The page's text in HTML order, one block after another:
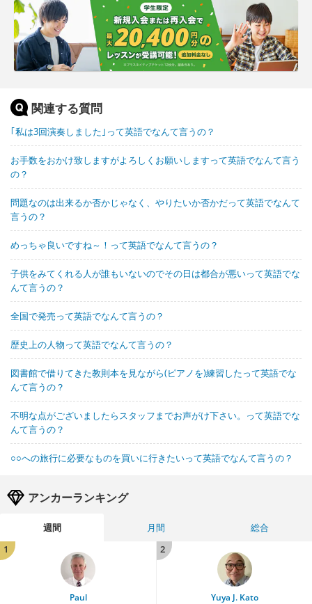
関連する質問
｢私は3回演奏しました｣って英語でなんて言うの？
お手数をおかけ致しますがよろしくお願いしますって英語でなんて言う
の？
問題なのは出来るか否かじゃなく、やりたいか否かだって英語でなんて
言うの？
めっちゃ良いですね～！って英語でなんて言うの？
子供をみてくれる人が誰もいないのでその日は都合が悪いって英語でな
んて言うの？
全国で発売って英語でなんて言うの？
歴史上の人物って英語でなんて言うの？
図書館で借りてきた教則本を見ながら(ピアノを)練習したって英語でな
んて言うの？
不明な点がございましたらスタッフまでお声がけ下さい。って英語でな
んて言うの？
○○への旅行に必要なものを買いに行きたいって英語でなんて言うの？
アンカーランキング
週間 月間
総合
1
Paul
2
Yuya J. Kato